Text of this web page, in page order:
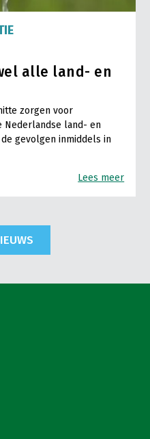
alle land- en
zorgen voor
Nederlandse land- en
gevolgen inmiddels in
Lees meer